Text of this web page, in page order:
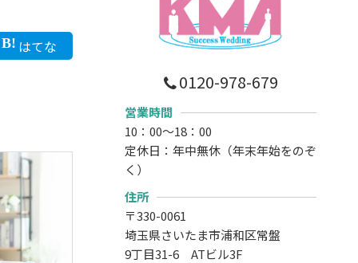
はてな
0120-978-679
営業時間
10：00～18：00
定休日：年中無休（年末年始をのぞ
く）
住所
〒330-0061
埼玉県さいたま市浦和区常盤
9丁目31-6 ATビル3F